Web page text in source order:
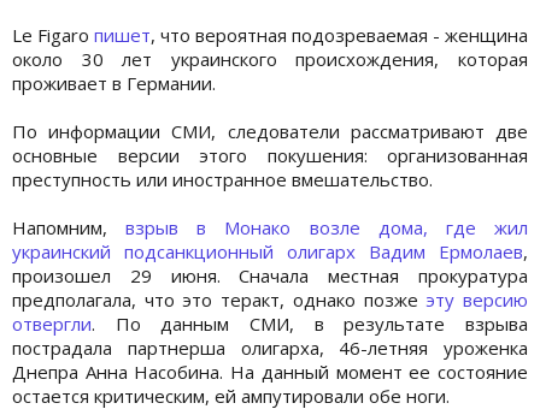
Le Figaro пишет, что вероятная подозреваемая - женщина
около 30 лет украинского происхождения, которая
проживает в Германии.
По информации СМИ, следователи рассматривают две
основные версии этого покушения: организованная
преступность или иностранное вмешательство.
Напомним,взрыв в Монако возле дома, где жил
украинский подсанкционный олигарх Вадим Ермолаев,
произошел 29 июня. Сначала местная прокуратура
предполагала, что это теракт, однако позже эту версию
отвергли. По данным СМИ, в результате взрыва
пострадала партнерша олигарха, 46-летняя уроженка
Днепра Анна Насобина. На данный момент ее состояние
остается критическим, ей ампутировали обе ноги.